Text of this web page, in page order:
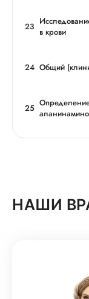
23 в крови
24 Общий
25 Определение
НАШИ